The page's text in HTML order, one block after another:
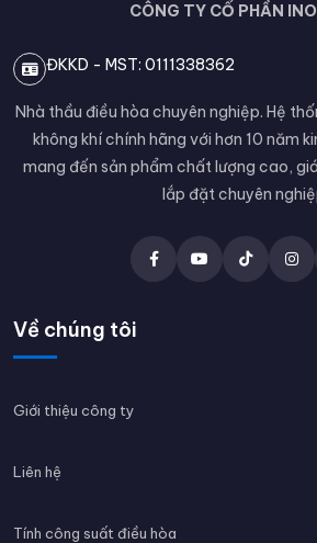
CÔNG TY CỔ PHẦN
ĐKKD - MST: 0111338362
Nhà thầu điều hòa chuyên nghiệp. Hệ
không khí chính hãng với hơn 10 năm
mang đến sản phẩm chất lượng cao,
lắp đặt chuyên
Về chúng tôi
Giới thiệu công ty
Liên hệ
Tính công suất điều hòa